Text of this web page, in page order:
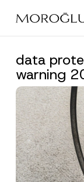
main
data
warning